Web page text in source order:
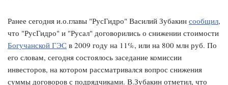
Ранее сегодня и.о.главы "РусГидро" Василий Зубакин сообщил,
что "РусГидро" и "Русал" договорились о снижении стоимости
Богучанской ГЭС в 2009 году на 11%, или на 800 млн руб. По
его словам, сегодня состоялось заседание комиссии
инвесторов, на котором рассматривался вопрос снижения
суммы договоров с подрядчиками. В.Зубакин отметил, что